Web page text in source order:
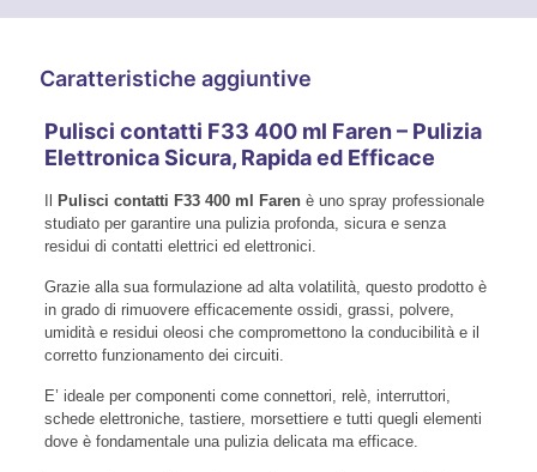
Caratteristiche aggiuntive
Pulisci contatti F33 400 ml Faren – Pulizia
Elettronica Sicura, Rapida ed Efficace
Pulisci contatti F33 400 ml Farenè uno spray professionale
studiato per garantire una pulizia profonda, sicura e senza
residui di contatti elettrici ed elettronici.
Grazie alla sua formulazione ad alta volatilità, questo prodotto è
in grado di rimuovere efficacemente ossidi, grassi, polvere,
umidità e residui oleosi che compromettono la conducibilità e il
corretto funzionamento dei circuiti.
E’ ideale per componenti come connettori, relè, interruttori,
schede elettroniche, tastiere, morsettiere e tutti quegli elementi
dove è fondamentale una pulizia delicata ma efficace.